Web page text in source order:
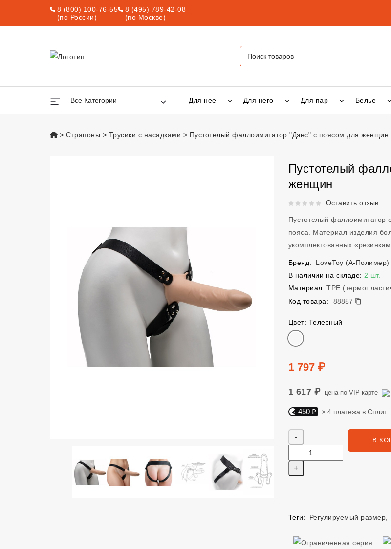
8 (800) 100-76-55
(по России)
8 (495) 789-42-08
(по Москве)
Все Категории Для нее Для него Для пар Белье
vsexshop.ru
Страпоны Трусики с насадками Пустотелый фаллоимитатор "Дэнс" с поясом для женщин
Пустотелый
женщин
Рейтинг 5 из 5.Оставить отзыв
Пустотелый фаллоимитатор
пояса. Материал изделия
укомплектованных
Бренд:
LoveToy (А-Полимер)
В наличии на складе: 2 шт.
Материал: TPE
Код товара:
88857
88857
Цвет: Телесный
Цвет
Цена
1 797 ₽
1 617 ₽ цена по VIP карте
Яндекс Сплит. 450 руб, 4
450 ₽ × 4 платежа в Сплит
В
Теги: Регулируемый размер